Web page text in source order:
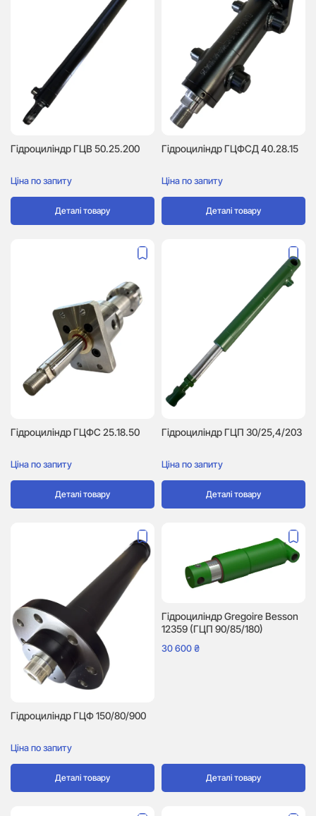
Гідроциліндр ГЦВ 50.25.200
Ціна по запиту
Деталі товару
Гідроциліндр ГЦФСД 40.28.15
Ціна по запиту
Деталі товару
Гідроциліндр ГЦФС 25.18.50
Ціна по запиту
Деталі товару
Гідроциліндр ГЦП 30/25,4/203
Ціна по запиту
Деталі товару
Гідроциліндр ГЦФ 150/80/900
Ціна по запиту
Деталі товару
Гідроциліндр Gregoire Besson
12359 (ГЦП 90/85/180)
30 600₴
Деталі товару